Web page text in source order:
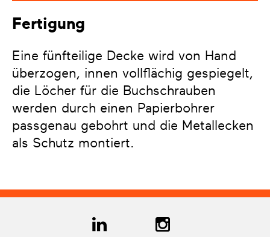
Fertigung
Eine fünfteilige Decke wird von Hand
überzogen, innen vollflächig gespiegelt,
die Löcher für die Buchschrauben
werden durch einen Papierbohrer
passgenau gebohrt und die Metallecken
als Schutz montiert.